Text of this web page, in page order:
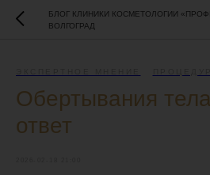
БЛОГ КЛИНИКИ КОСМЕТОЛОГИИ
ВОЛГОГРАД
Обертывания
ответ